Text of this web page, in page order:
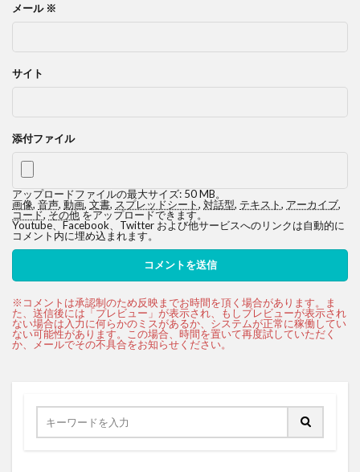
メール ※
サイト
添付ファイル
アップロードファイルの最大サイズ: 50 MB。
画像, 音声, 動画, 文書, スプレッドシート, 対話型, テキスト, アーカイブ,
コード,その他をアップロードできます。
Youtube、Facebook、Twitter および他サービスへのリンクは自動的に
コメント内に埋め込まれます。